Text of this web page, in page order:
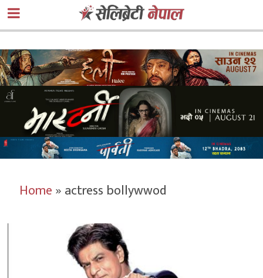
Home»actress bollywwod